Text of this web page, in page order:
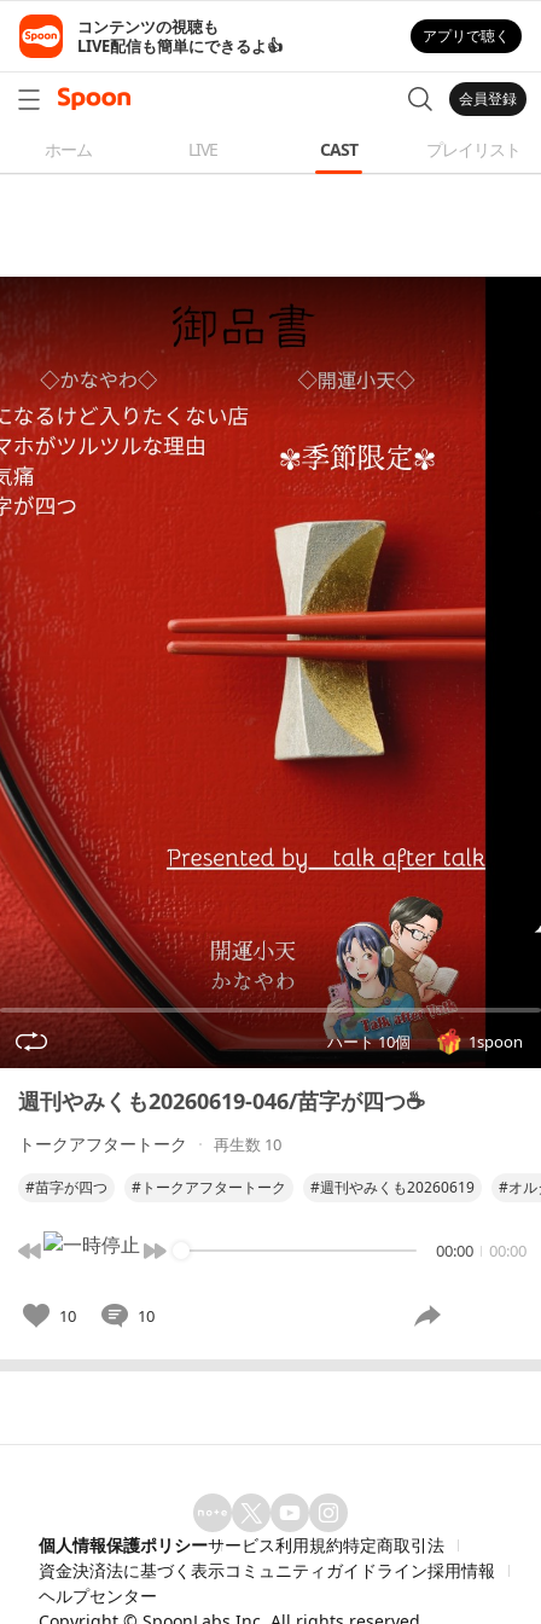
コンテンツの視聴も
LIVE配信も簡単にできるよ👍
アプリで聴く
会員登録
ホーム LIVE CAST プレイリスト
ハート 10個 1spoon
週刊やみくも20260619-046/苗字が四つ☕️
トークアフタートーク 再生数 10
#苗字が四つ #トークアフタートーク #週刊やみくも20260619 #オル
00:00 00:00
10 10
個人情報保護ポリシーサービス利用規約特定商取引法
資金決済法に基づく表示コミュニティガイドライン採用情報
ヘルプセンター